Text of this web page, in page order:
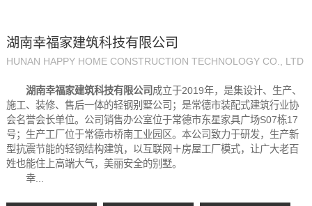
湖南幸福家建筑科技有限公司
HUNAN HAPPY HOME CONSTRUCTION TECHNOLOGY CO., LTD
湖南幸福家建筑科技有限公司 成立于2019年，是集设计、生产、
施工、装修、售后一体的轻钢别墅公司；是常德市装配式建筑行业协
会名誉会长单位。公司销售办公室位于常德市东星家具广场S07栋17
号；生产工厂位于常德市桥南工业园区。本公司致力于研发，生产新
型抗震节能的轻钢结构建筑，以互联网＋房屋工厂模式，让广大老百
姓也能住上高端大气，美丽安全的别墅。
幸...